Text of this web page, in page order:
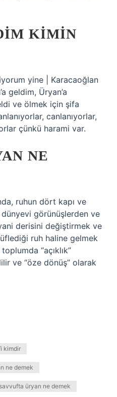
KIMIN
yine | Karacaoğlan
geldim, Üryan’a
ve ölmek için şifa
canlanıyorlar,
çünkü harami var.
NE
ruhun dört kapı ve
görünüşlerden ve
derisini değiştirmek ve
üflediği ruh haline gelmek
“açıklık”
ve “öze dönüş” olarak
kimdir
ne demek
üryan ne demek